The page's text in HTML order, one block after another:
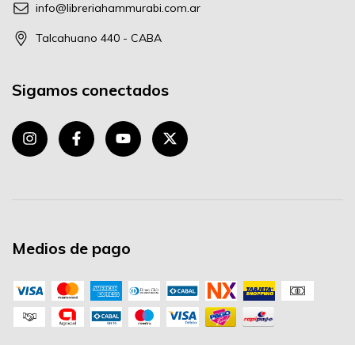
info@libreriahammurabi.com.ar
Talcahuano 440 - CABA
Sigamos conectados
Medios de pago